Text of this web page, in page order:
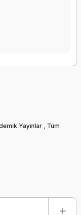
Yayınlar , Tüm